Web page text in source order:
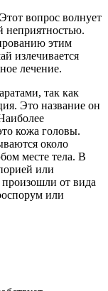
вопрос волнует
неприятностью.
этим
излечивается
лечение.
так как
Это название он
кожа головы.
около
месте тела. В
или
от вида
или